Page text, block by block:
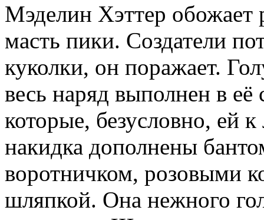
Мэделин Хэттер обожает
масть пики. Создатели
куколки, он поражает.
весь наряд выполнен в
которые, безусловно, ей
накидка дополнены
воротничком, розовыми
шляпкой. Она нежного